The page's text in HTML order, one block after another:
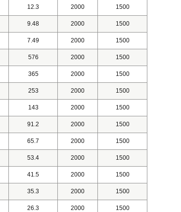
12.3 2000 1500
9.48 2000 1500
7.49 2000 1500
576 2000 1500
365 2000 1500
253 2000 1500
143 2000 1500
91.2 2000 1500
65.7 2000 1500
53.4 2000 1500
41.5 2000 1500
35.3 2000 1500
26.3 2000 1500